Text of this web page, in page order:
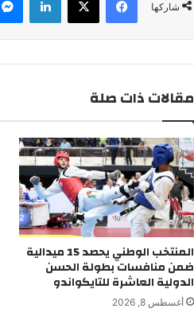
شاركها
مقالات ذات صلة
المنتخب الوطني يحصد 15 ميدالية
ضمن منافسات بطولة الحسن
الدولية العاشرة للتايكواندو
أغسطس 8, 2026